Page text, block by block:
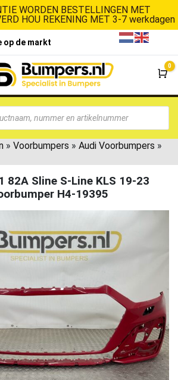
WORDEN BESTELLINGEN MET
HOU REKENING MET 3-7 werkdagen
op de markt
0
» Voorbumpers » Audi Voorbumpers »
82A Sline S-Line KLS 19-23
H4-19395